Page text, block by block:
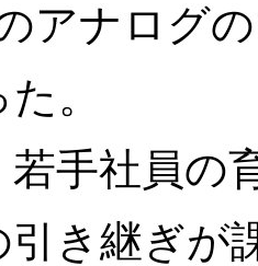
アナログ
。
手社員の
き継ぎが